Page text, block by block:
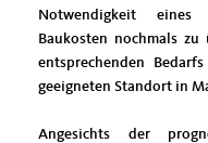
Notwendigkeit eines
Baukosten nochmals
entsprechenden
geeigneten Standort in
Angesichts der